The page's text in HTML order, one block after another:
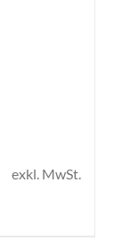
exkl. MwSt.